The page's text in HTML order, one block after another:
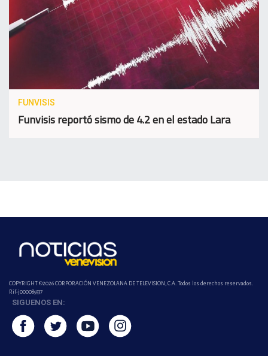
FUNVISIS
Funvisis reportó sismo de 4.2 en el estado Lara
COPYRIGHT ©2026 CORPORACIÓN VENEZOLANA DE TELEVISION, C.A. Todos los derechos reservados.
Rif-j000089337
SIGUENOS EN: